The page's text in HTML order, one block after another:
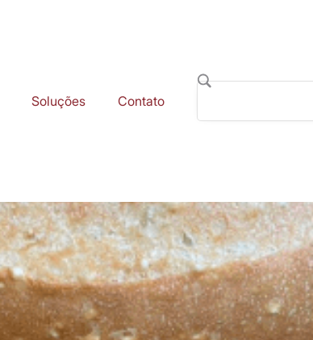
Soluções Contato